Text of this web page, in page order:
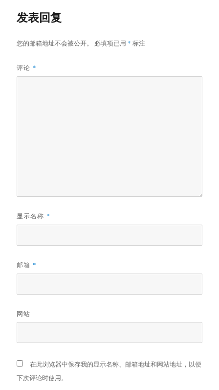
发表回复
您的邮箱地址不会被公开。 必填项已用 * 标注
评论 *
显示名称 *
邮箱 *
网站
在此浏览器中保存我的显示名称、邮箱地址和网站地址，以便
下次评论时使用。